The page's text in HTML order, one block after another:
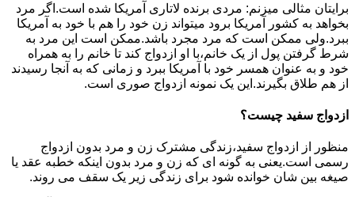
برایتان مثالی میزنم: مردی برنده لاتاری آمریکا شده است.اگر مرد
بخواهد به کشور آمریکا برود میتواند زن خود را هم با خود به آمریکا
ببرد.ولی ممکن است که مرد مجرد باشد.ممکن است این مرد به
شرط گرفتن پول از یک خانم،با او ازدواج کند تا خانم را به همراه
خود و به عنوان همسر خود با آمریکا ببرد و زمانی که به آنجا رسیدند
از هم طلاق بگیرند.این یک نمونه ازدواج صوری است.
ازدواج سفید چیست؟
منظور از ازدواج سفید،زندگی مشترک زن و مرد بدون ازدواج
رسمی است.یعنی به گونه ای که زن و مرد بدون اینکه خطبه عقد یا
صیغه بین شان خوانده شود برای زندگی زیر یک سقف می روند.